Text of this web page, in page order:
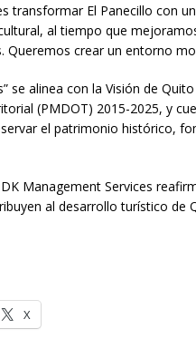
transformar El Panecillo con
al tiempo que
Queremos crear un entorno
se alinea con la Visión de
(PMDOT) 2015-2025, y
el patrimonio histórico,
Management Services
al desarrollo turístico de
X